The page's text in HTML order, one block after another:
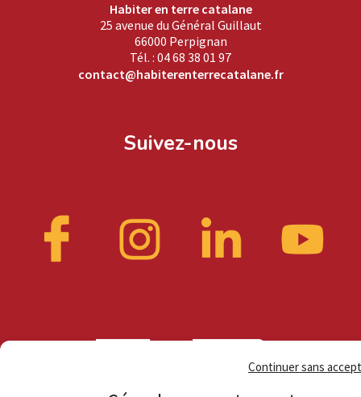
Continuer sans
Habiter en terre catalane
25 avenue du Général Guillaut
66000 Perpignan
Tél. : 04 68 38 01 97
contact@habiterenterrecatalane.fr
Suivez-nous